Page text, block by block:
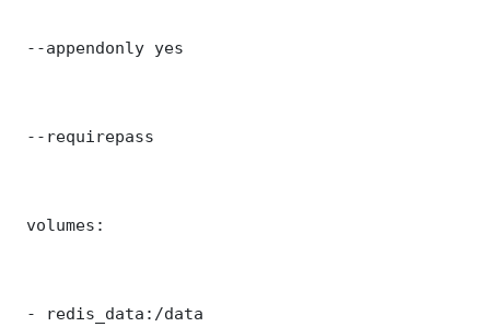
--appendonly yes
--requirepass
volumes:
- redis_data:/data